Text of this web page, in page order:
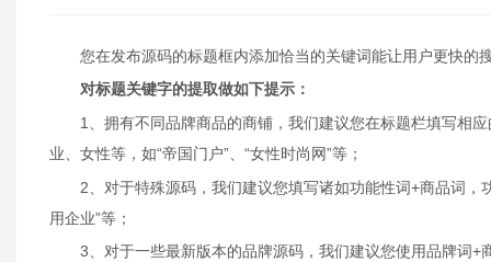
您在发布源码的标题框内添加恰当的关键词能让用户更快的
对标题关键字的提取做如下提示：
1、拥有不同品牌商品的商铺，我们建议您在标题栏填写相应
业、女性等，如“帝国门户”、“女性时尚网”等；
2、对于特殊源码，我们建议您填写诸如功能性词+商品词，
用企业”等；
3、对于一些最新版本的品牌源码，我们建议您使用品牌词+